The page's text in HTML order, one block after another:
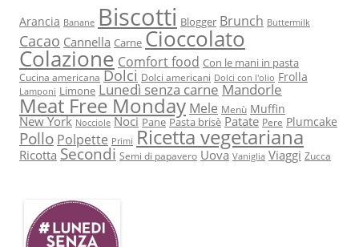
Arancia Banane Biscotti Blogger Brunch Buttermilk
Cacao Cannella Carne Cioccolato
Colazione Comfort food Con le mani in pasta
Cucina americana Dolci Dolci americani Dolci con l'olio Frolla
Lamponi Limone Lunedì senza carne Mandorle
Meat Free Monday Mele Menù Muffin
New York Nocciole Noci Pane Pasta brisè Patate Pere Plumcake
Pollo Polpette Primi Ricetta vegetariana
Ricotta Secondi Semi di papavero Uova Vaniglia Viaggi Zucca